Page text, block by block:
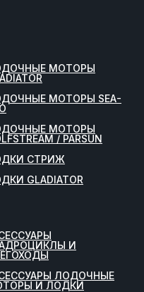
МОТОРЫ
МОТОРЫ SEA-
МОТОРЫ
/ PARSUN
СТРИЖ
GLADIATOR
И
ЛОДОЧНЫЕ
И ЛОДКИ